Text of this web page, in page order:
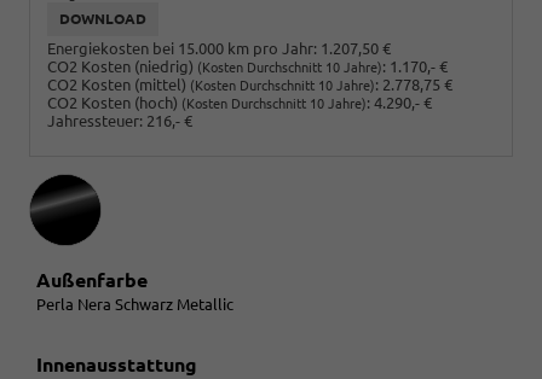
DOWNLOAD
Energiekosten bei 15.000 km pro Jahr: 1.207,50 €
CO2 Kosten (niedrig) (Kosten Durchschnitt 10 Jahre): 1.170,- €
CO2 Kosten (mittel) (Kosten Durchschnitt 10 Jahre): 2.778,75 €
CO2 Kosten (hoch) (Kosten Durchschnitt 10 Jahre): 4.290,- €
Jahressteuer: 216,- €
Außenfarbe
Perla Nera Schwarz Metallic
Innenausstattung